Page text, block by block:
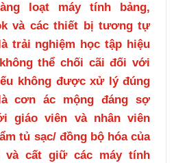
loạt máy tính bảng,
và các thiết bị tương tự
trải nghiệm học tập hiệu
thể chối cãi đối với
không được xử lý đúng
cơn ác mộng đáng sợ
giáo viên và nhân viên
tủ sạc/ đồng bộ hóa của
và cất giữ các máy tính